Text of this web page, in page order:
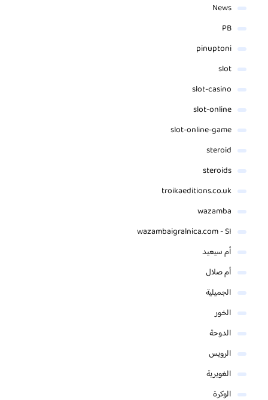
News
PB
pinuptoni
slot
slot-casino
slot-online
slot-online-game
steroid
steroids
troikaeditions.co.uk
wazamba
wazambaigralnica.com - SI
أم سيعيد
أم صلال
الجميلية
الخور
الدوحة
الرويس
الغويرية
الوكرة